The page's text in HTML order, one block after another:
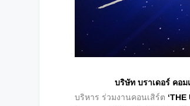
บริษัท บราเดอร์ คอม
บริหาร ร่วมงานคอนเสิร์ต ‘THE